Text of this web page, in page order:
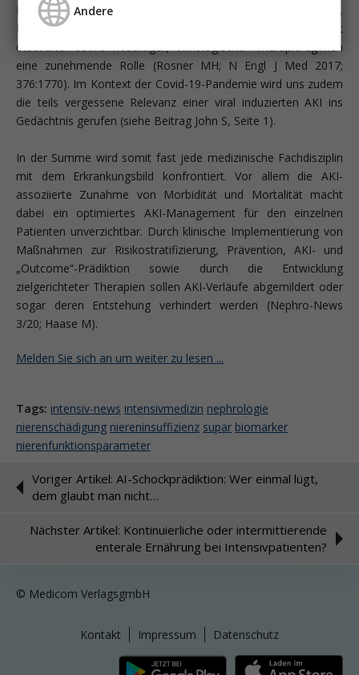
Kreislaufschock, Sepsis, nephrotoxische Medikamente,
Harntransportstörungen etc.) spielt die Nephrotoxizität
etablierter sowie neuartiger, onkologischer Therapieregimen
eine zunehmende Rolle (Rosner MH; N Engl J Med 2017;
376:1770). Im Kontext der Covid-19-Pandemie wird uns zudem
die teils vergessene Relevanz einer viral induzierten AKI ins
Gedächtnis gerufen (siehe Beitrag John S, Seite 1).
In der Summe wird somit fast jede medizinische Fachdisziplin
mit dem Erkrankungsbild konfrontiert. Vor allem die AKI-
assoziierte Zunahme von Morbidität und Mortalität macht
dabei ein optimiertes AKI-Management für den einzelnen
Patienten unverzichtbar. Durch klinische Implementierung von
Maßnahmen zur Risikostratifizierung, Prävention, AKI- und
„Outcome“-Prädiktion sowie durch die Entwicklung
zielgerichteter Therapien sollen AKI-Verläufe abgemildert oder
sogar deren Entstehung verhindert werden (Nephro-News
3/20; Haase M).
Melden Sie sich an um weiter zu lesen ...
Tags: intensiv-news intensivmedizin nephrologie
nierenschädigung niereninsuffizienz supar biomarker
nierenfunktionsparameter
Voriger Artikel: AI-Schockprädiktion: Wer einmal lügt,
dem glaubt man nicht…
Nächster Artikel: Kontinuierliche oder intermittierende
enterale Ernährung bei Intensivpatienten?
© Medicom VerlagsgmbH
Kontakt Impressum Datenschutz
Andere